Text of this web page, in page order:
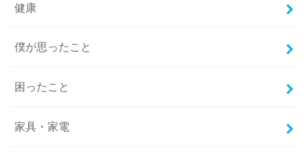
健康
僕が思ったこと
困ったこと
家具・家電